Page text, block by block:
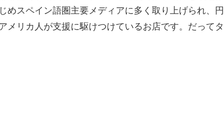
めスペイン語圏主要メディアに多く取り上げられ、円
メリカ人が支援に駆けつけているお店です。だってタ